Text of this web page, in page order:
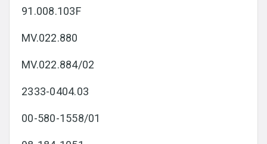
91.008.103F
MV.022.880
MV.022.884/02
2333-0404.03
00-580-1558/01